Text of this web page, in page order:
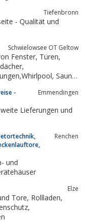
Tiefenbronn
- Qualität und
Schwielowsee OT Geltow
-
Emmendingen
Lieferungen und
Renchen
und
Gartenhäuser und Gerätehäuser
Elze
Türen